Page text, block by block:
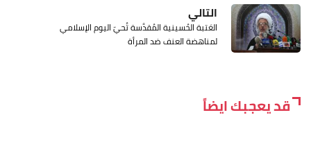
التالي
العَتبة الحُسينية المُقدَّسة تُحيّ اليوم الإسلامي
لمناهضة العنف ضد المرأة
قد يعجبك ايضاً